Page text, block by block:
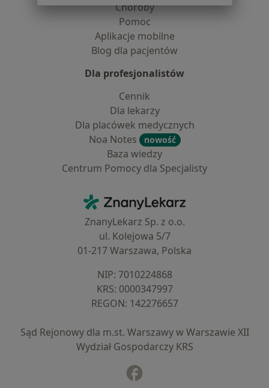
Choroby
Pomoc
Aplikacje mobilne
Blog dla pacjentów
Dla profesjonalistów
Cennik
Dla lekarzy
Dla placówek medycznych
Noa Notes
nowość
Baza wiedzy
Centrum Pomocy dla Specjalisty
ZnanyLekarz - Strona główna
ZnanyLekarz Sp. z o.o.
ul. Kolejowa 5/7
01-217 Warszawa, Polska
NIP: ⁠7010224868
KRS: ⁠0000347997
REGON: ⁠142276657
Sąd Rejonowy dla m.st. Warszawy w Warszawie XII
Wydział Gospodarczy KRS